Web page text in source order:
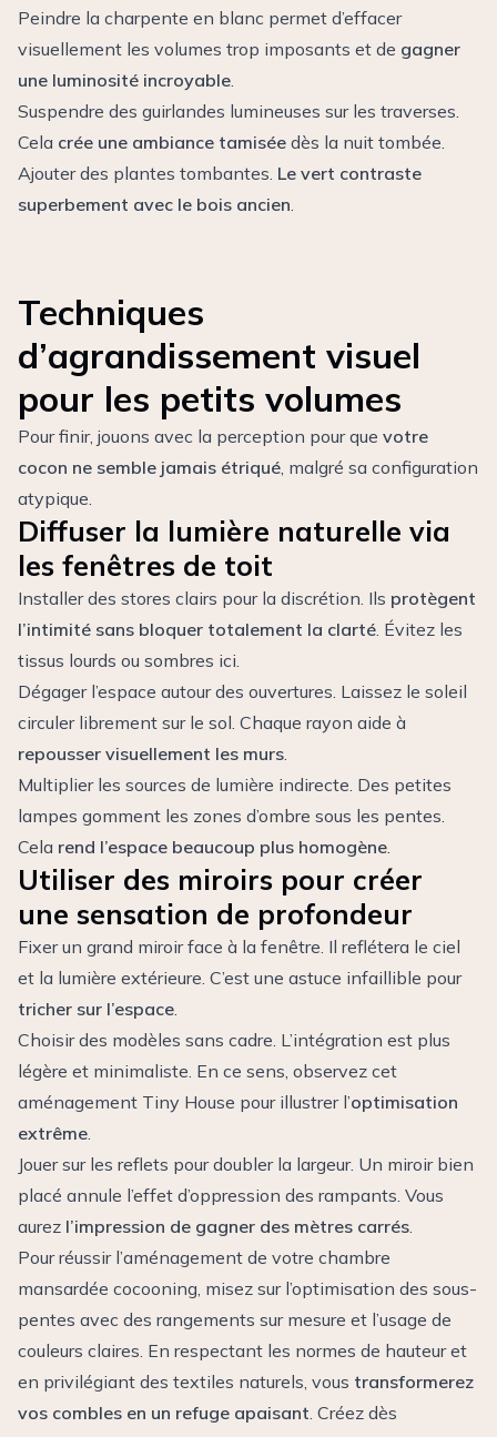
Peindre la charpente en blanc permet d’effacer
visuellement les volumes trop imposants et de gagner
une luminosité incroyable.
Suspendre des guirlandes lumineuses sur les traverses.
Cela crée une ambiance tamisée dès la nuit tombée.
Ajouter des plantes tombantes. Le vert contraste
superbement avec le bois ancien.
Techniques
d’agrandissement visuel
pour les petits volumes
Pour finir, jouons avec la perception pour que votre
cocon ne semble jamais étriqué, malgré sa configuration
atypique.
Diffuser la lumière naturelle via
les fenêtres de toit
Installer des stores clairs pour la discrétion. Ils protègent
l’intimité sans bloquer totalement la clarté. Évitez les
tissus lourds ou sombres ici.
Dégager l’espace autour des ouvertures. Laissez le soleil
circuler librement sur le sol. Chaque rayon aide à
repousser visuellement les murs.
Multiplier les sources de lumière indirecte. Des petites
lampes gomment les zones d’ombre sous les pentes.
Cela rend l’espace beaucoup plus homogène.
Utiliser des miroirs pour créer
une sensation de profondeur
Fixer un grand miroir face à la fenêtre. Il reflétera le ciel
et la lumière extérieure. C’est une astuce infaillible pour
tricher sur l’espace.
Choisir des modèles sans cadre. L’intégration est plus
légère et minimaliste. En ce sens, observez cet
aménagement Tiny House pour illustrer l’optimisation
extrême.
Jouer sur les reflets pour doubler la largeur. Un miroir bien
placé annule l’effet d’oppression des rampants. Vous
aurez l’impression de gagner des mètres carrés.
Pour réussir l’aménagement de votre chambre
mansardée cocooning, misez sur l’optimisation des sous-
pentes avec des rangements sur mesure et l’usage de
couleurs claires. En respectant les normes de hauteur et
en privilégiant des textiles naturels, vous transformerez
vos combles en un refuge apaisant. Créez dès